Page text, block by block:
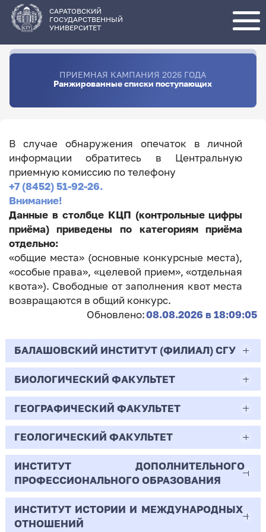
основному
содержанию
САРАТОВСКИЙ
ГОСУДАРСТВЕННЫЙ
УНИВЕРСИТЕТ
ПРИЕМНАЯ КАМПАНИЯ 2026 ГОДА
Ранжированные списки поступающих
В случае обнаружения опечаток в личной
информации обратитесь в Центральную
приемную комиссию по телефону
+7 (8452) 51-92-26.
Внимание!
Данные в столбце КЦП (контрольные цифры
приёма) приведены по категориям приёма
отдельно:
«общие места» (основные конкурсные места),
«особые права», «целевой прием», «отдельная
квота»). Свободные от заполнения квот места
возвращаются в общий конкурс.
Обновлено:08.08.2026 в 18:09:05
БАЛАШОВСКИЙ ИНСТИТУТ (ФИЛИАЛ) СГУ
44.03.02
Психолого-педагогическое образование
Очная | Бакалавр
Всего бюджетных мест - 10
Бюджет/
Общие места
Профиль: Практическая
психология образования
БИОЛОГИЧЕСКИЙ ФАКУЛЬТЕТ
06.03.01
Биология
Очная | Бакалавр
Всего бюджетных мест - 50
Бюджет/Общие места
ГЕОГРАФИЧЕСКИЙ ФАКУЛЬТЕТ
05.03.02
География
Очная | Бакалавр
Всего бюджетных мест - 15
ГЕОЛОГИЧЕСКИЙ ФАКУЛЬТЕТ
05.03.01
Геология
Очная | Бакалавр
ИНСТИТУТ ДОПОЛНИТЕЛЬНОГО
ПРОФЕССИОНАЛЬНОГО ОБРАЗОВАНИЯ
38.03.02
ИНСТИТУТ ИСТОРИИ И МЕЖДУНАРОДНЫХ
ОТНОШЕНИЙ